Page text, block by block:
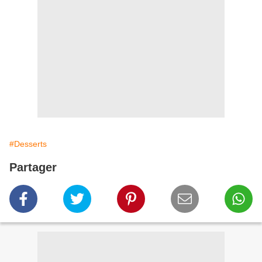
#Desserts
Partager